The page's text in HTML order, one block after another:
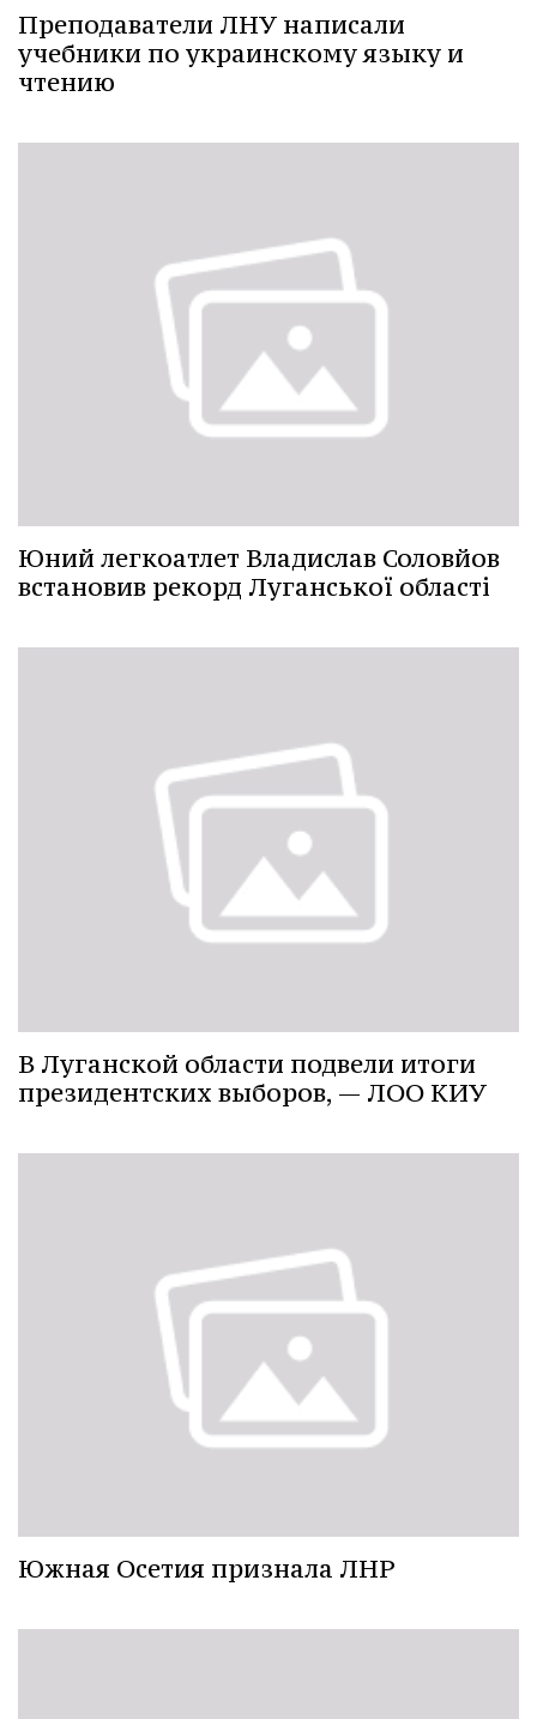
Преподаватели ЛНУ написали
учебники по украинскому языку и
чтению
Юний легкоатлет Владислав Соловйов
встановив рекорд Луганської області
В Луганской области подвели итоги
президентских выборов, — ЛОО КИУ
Южная Осетия признала ЛНР